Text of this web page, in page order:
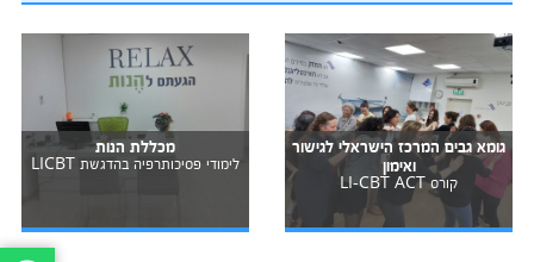
גומא גבים המרכז הישראלי לגישור
ואימון
קורס LI-CBT ACT
מכללת הנות
לימודי פסיכותרפיה בהדגשת LICBT